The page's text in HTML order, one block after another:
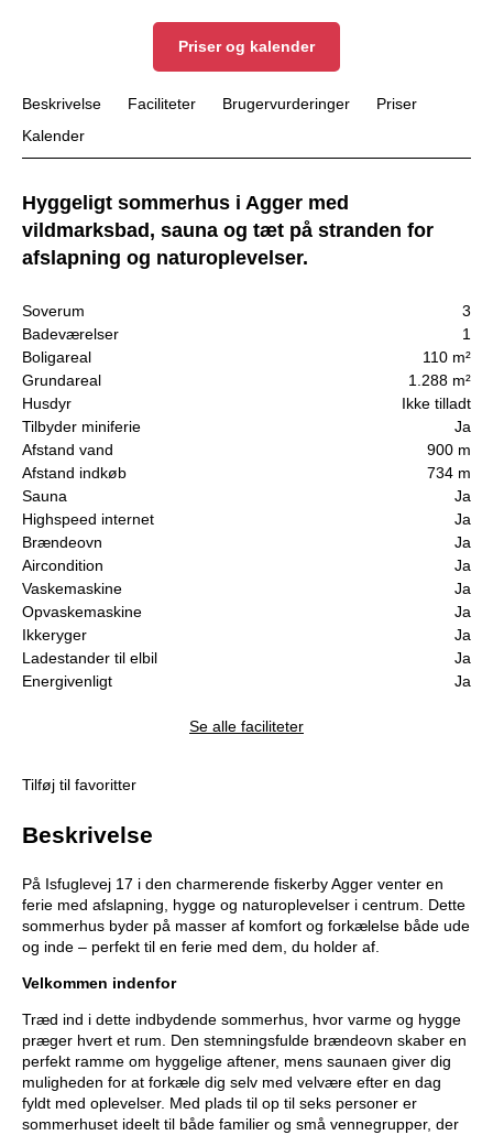
Priser og kalender
Beskrivelse Faciliteter Brugervurderinger
Priser
Kalender
Hyggeligt sommerhus i Agger med
vildmarksbad, sauna og tæt på stranden for
afslapning og naturoplevelser.
Soverum
3
Badeværelser
1
Boligareal
110 m²
Grundareal
1.288 m²
Husdyr
Ikke tilladt
Tilbyder miniferie
Ja
Afstand vand
900 m
Afstand indkøb
734 m
Sauna
Ja
Highspeed internet
Ja
Brændeovn
Ja
Aircondition
Ja
Vaskemaskine
Ja
Opvaskemaskine
Ja
Ikkeryger
Ja
Ladestander til elbil
Ja
Energivenligt
Ja
Se alle faciliteter
Tilføj til favoritter
Beskrivelse
På Isfuglevej 17 i den charmerende fiskerby Agger venter en
ferie med afslapning, hygge og naturoplevelser i centrum. Dette
sommerhus byder på masser af komfort og forkælelse både ude
og inde – perfekt til en ferie med dem, du holder af.
Velkommen indenfor
Træd ind i dette indbydende sommerhus, hvor varme og hygge
præger hvert et rum. Den stemningsfulde brændeovn skaber en
perfekt ramme om hyggelige aftener, mens saunaen giver dig
muligheden for at forkæle dig selv med velvære efter en dag
fyldt med oplevelser. Med plads til op til seks personer er
sommerhuset ideelt til både familier og små vennegrupper, der